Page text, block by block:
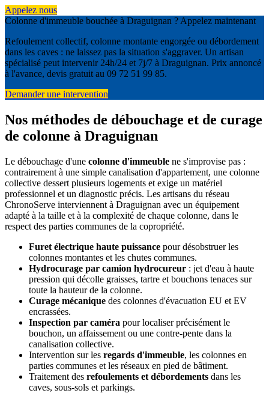
Appelez nous
Colonne d'immeuble bouchée à Draguignan ? Appelez maintenant
Refoulement collectif, colonne montante engorgée ou débordement
dans les caves : ne laissez pas la situation s'aggraver. Un artisan
spécialisé peut intervenir 24h/24 et 7j/7 à Draguignan. Prix annoncé
à l'avance, devis gratuit au 09 72 51 99 85.
Demander une intervention
Nos méthodes de débouchage et de curage
de colonne à Draguignan
Le débouchage d'une colonne d'immeuble ne s'improvise pas :
contrairement à une simple canalisation d'appartement, une colonne
collective dessert plusieurs logements et exige un matériel
professionnel et un diagnostic précis. Les artisans du réseau
ChronoServe interviennent à Draguignan avec un équipement
adapté à la taille et à la complexité de chaque colonne, dans le
respect des parties communes de la copropriété.
Furet électrique haute puissance pour désobstruer les
colonnes montantes et les chutes communes.
Hydrocurage par camion hydrocureur : jet d'eau à haute
pression qui décolle graisses, tartre et bouchons tenaces sur
toute la hauteur de la colonne.
Curage mécanique des colonnes d'évacuation EU et EV
encrassées.
Inspection par caméra pour localiser précisément le
bouchon, un affaissement ou une contre-pente dans la
canalisation collective.
Intervention sur les regards d'immeuble, les colonnes en
parties communes et les réseaux en pied de bâtiment.
Traitement des refoulements et débordements dans les
caves, sous-sols et parkings.